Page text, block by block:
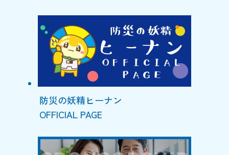
防災の妖精ヒーナン
OFFICIAL PAGE